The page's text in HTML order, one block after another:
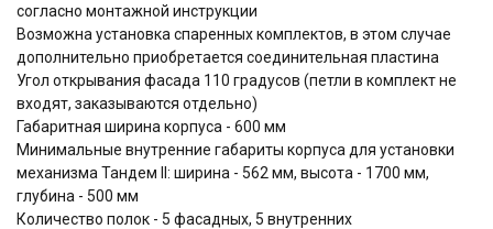
согласно монтажной инструкции
Возможна установка спаренных комплектов, в этом случае
дополнительно приобретается соединительная пластина
Угол открывания фасада 110 градусов (петли в комплект не
входят, заказываются отдельно)
Габаритная ширина корпуса - 600 мм
Минимальные внутренние габариты корпуса для установки
механизма Тандем II: ширина - 562 мм, высота - 1700 мм,
глубина - 500 мм
Количество полок - 5 фасадных, 5 внутренних